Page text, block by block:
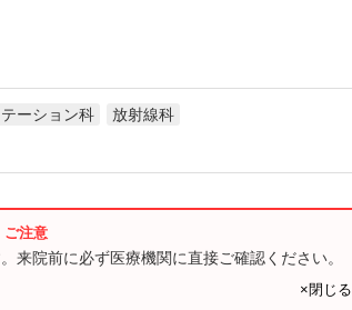
ーション科 放射線科
来院前に必ず医療機関に直接ご確認ください。
×閉じる